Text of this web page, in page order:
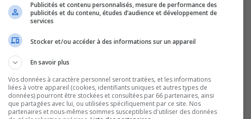
Montréal que dans
Publicités et contenu personnalisés, mesure de performance des
publicités et du contenu, études d’audience et développement de
services
Stocker et/ou accéder à des informations sur un appareil
En savoir plus
Vos données à caractère personnel seront traitées, et les informations
liées à votre appareil (cookies, identifiants uniques et autres types de
données) pourront être stockées et consultées par 66 partenaires, ainsi
que partagées avec lui, ou utilisées spécifiquement par ce site. Nos
partenaires et nous-mêmes sommes susceptibles d'utiliser des données